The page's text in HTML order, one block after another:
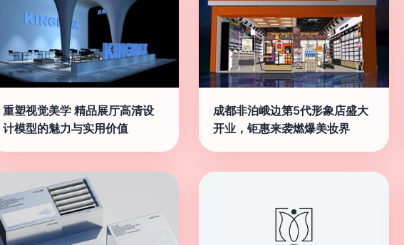
重塑视觉美学 精品展厅高清设
计模型的魅力与实用价值
成都非泊峨边第5代形象店盛大
开业，钜惠来袭燃爆美妆界